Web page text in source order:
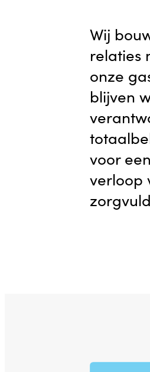
Wij
relaties
onze
blijven
voor
verloop